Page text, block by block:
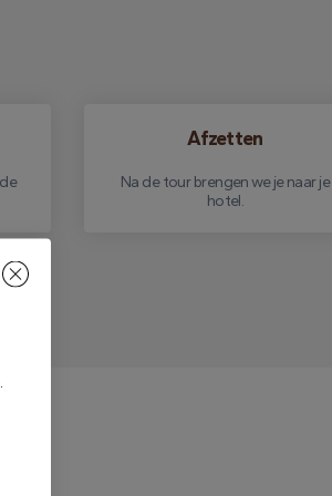
Afzetten
Na de tour brengen we je naar je
hotel.